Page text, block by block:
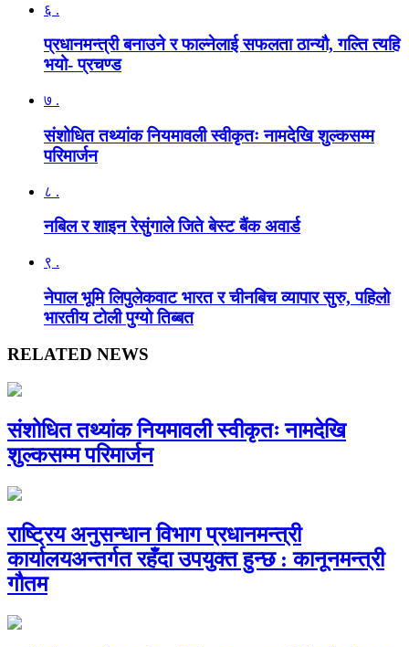
६ .
प्रधानमन्त्री बनाउने र फाल्नेलाई सफलता ठान्यौ, गल्ति त्यहि
भयो- प्रचण्ड
७ .
संशोधित तथ्यांक नियमावली स्वीकृतः नामदेखि शुल्कसम्म
परिमार्जन
८ .
नबिल र शाइन रेसुंगाले जिते बेस्ट बैंक अवार्ड
९ .
नेपाल भूमि लिपुलेकवाट भारत र चीनबिच व्यापार सुरु, पहिलो
भारतीय टोली पुग्यो तिब्बत
RELATED NEWS
संशोधित तथ्यांक नियमावली स्वीकृतः नामदेखि
शुल्कसम्म परिमार्जन
राष्ट्रिय अनुसन्धान विभाग प्रधानमन्त्री
कार्यालयअन्तर्गत रहँदा उपयुक्त हुन्छ : कानूनमन्त्री
गौतम